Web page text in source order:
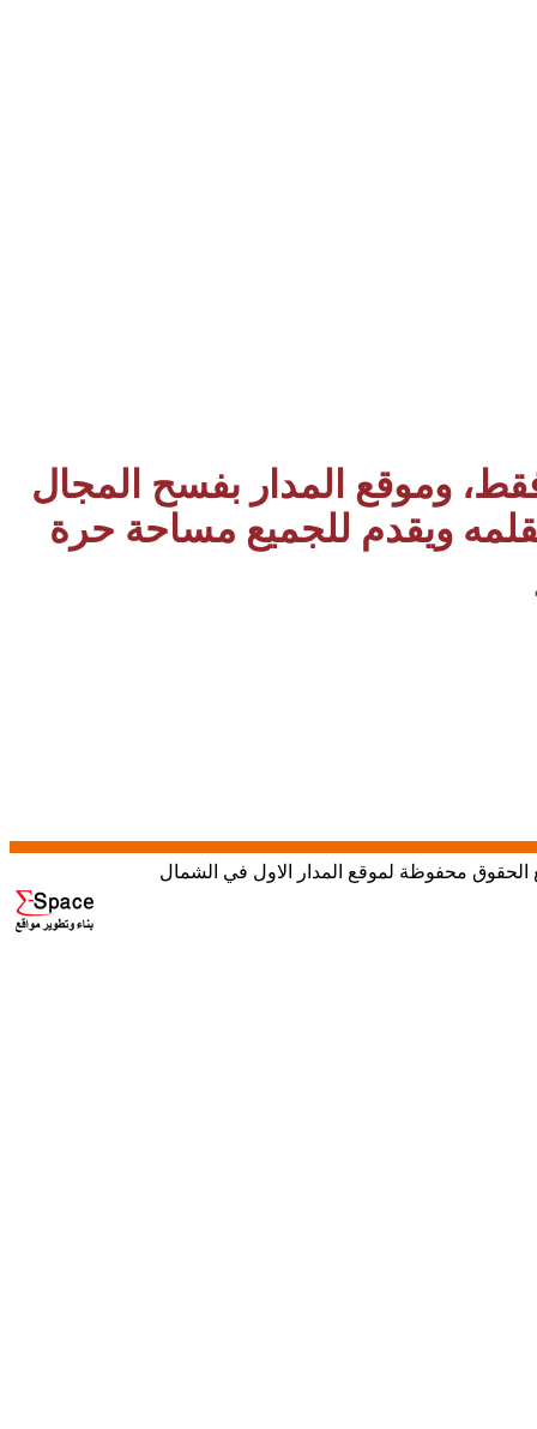
وموقع المدار بفسح المجال
ويقدم للجميع مساحة حرة